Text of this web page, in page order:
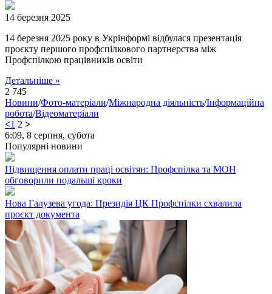
14 березня 2025
14 березня 2025 року в Укрінформі відбулася презентація
проєкту першого профспілкового партнерства між
Профспілкою працівників освіти
Детальніше »
2 745
Новини/Фото-матеріали/Міжнародна діяльність/Інформаційна
робота/Відеоматеріали
<1 2 >
6:09, 8 серпня, субота
Популярні новини
Підвищення оплати праці освітян: Профспілка та МОН
обговорили подальші кроки
Нова Галузева угода: Президія ЦК Профспілки схвалила
проєкт документа